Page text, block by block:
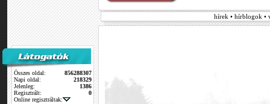
Összes oldal:
856288307
Napi oldal:
218329
Jelenleg:
1386
Regisztrált:
0
Online regisztráltak:
hírek • hírblogok •